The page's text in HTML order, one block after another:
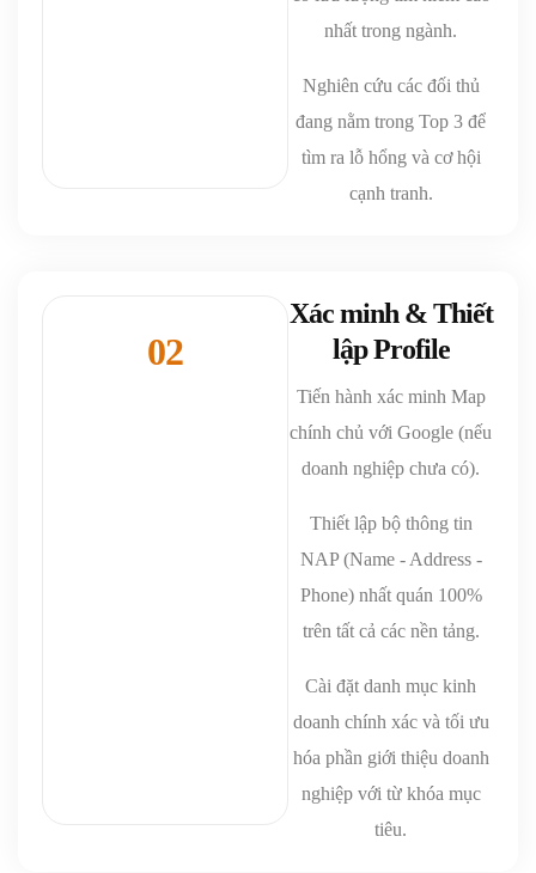
nhất trong ngành.
Nghiên cứu các đối thủ
đang nằm trong Top 3 để
tìm ra lỗ hổng và cơ hội
cạnh tranh.
Xác minh & Thiết
lập Profile
Tiến hành xác minh Map
chính chủ với Google (nếu
doanh nghiệp chưa có).
Thiết lập bộ thông tin
NAP (Name - Address -
Phone) nhất quán 100%
trên tất cả các nền tảng.
Cài đặt danh mục kinh
doanh chính xác và tối ưu
hóa phần giới thiệu doanh
nghiệp với từ khóa mục
tiêu.
02